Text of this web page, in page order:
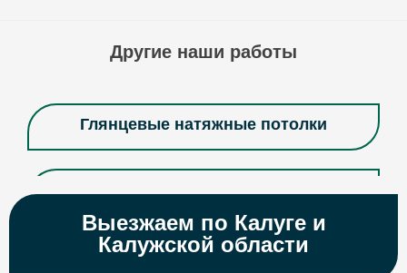
Другие наши работы
Глянцевые натяжные потолки
Дизайнерские натяжные потолки
Выезжаем по Калуге и
Калужской области